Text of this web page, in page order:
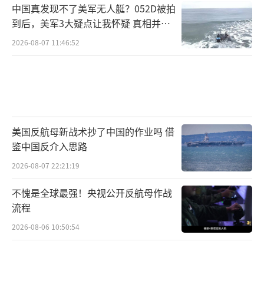
中国真发现不了美军无人艇？052D被拍
到后，美军3大疑点让我怀疑 真相并非
如此
2026-08-07 11:46:52
美国反航母新战术抄了中国的作业吗 借
鉴中国反介入思路
2026-08-07 22:21:19
不愧是全球最强！央视公开反航母作战
流程
2026-08-06 10:50:54